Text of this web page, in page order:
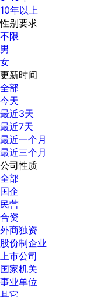
10年以上
性别要求
不限
男
女
更新时间
全部
今天
最近3天
最近7天
最近一个月
最近三个月
公司性质
全部
国企
民营
合资
外商独资
股份制企业
上市公司
国家机关
事业单位